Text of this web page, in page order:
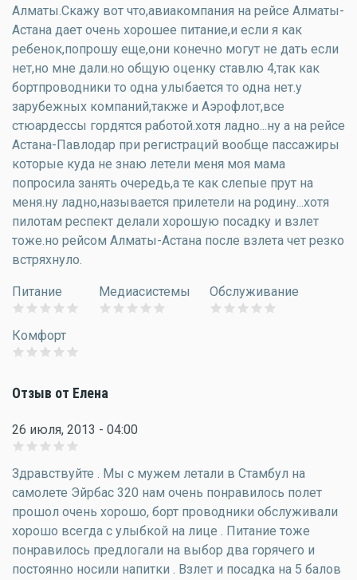
Алматы.Скажу вот что,авиакомпания на рейсе Алматы-
Астана дает очень хорошее питание,и если я как
ребенок,попрошу еще,они конечно могут не дать если
нет,но мне дали.но общую оценку ставлю 4,так как
бортпроводники то одна улыбается то одна нет.у
зарубежных компаний,также и Аэрофлот,все
стюардессы гордятся работой.хотя ладно...ну а на рейсе
Астана-Павлодар при регистраций вообще пассажиры
которые куда не знаю летели меня моя мама
попросила занять очередь,а те как слепые прут на
меня.ну ладно,называется прилетели на родину...хотя
пилотам респект делали хорошую посадку и взлет
тоже.но рейсом Алматы-Астана после взлета чет резко
встряхнуло.
Питание Медиасистемы Обслуживание
Комфорт
Отзыв от Елена
26 июля, 2013 - 04:00
Здравствуйте . Мы с мужем летали в Стамбул на
самолете Эйрбас 320 нам очень понравилось полет
прошол очень хорошо, борт проводники обслуживали
хорошо всегда с улыбкой на лице . Питание тоже
понравилось предлогали на выбор два горячего и
постоянно носили напитки . Взлет и посадка на 5 балов